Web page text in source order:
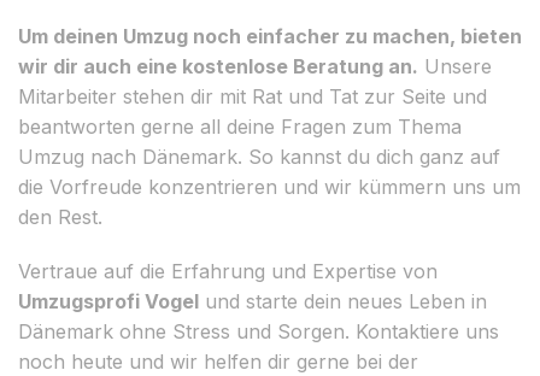
Um deinen Umzug noch einfacher zu machen, bieten
wir dir auch eine kostenlose Beratung an. Unsere
Mitarbeiter stehen dir mit Rat und Tat zur Seite und
beantworten gerne all deine Fragen zum Thema
Umzug nach Dänemark. So kannst du dich ganz auf
die Vorfreude konzentrieren und wir kümmern uns um
den Rest.
Vertraue auf die Erfahrung und Expertise von
Umzugsprofi Vogel und starte dein neues Leben in
Dänemark ohne Stress und Sorgen. Kontaktiere uns
noch heute und wir helfen dir gerne bei der